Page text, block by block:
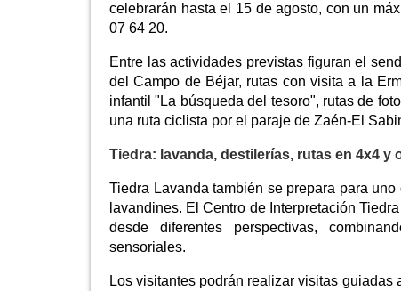
celebrarán hasta el 15 de agosto, con un
07 64 20.
Entre las actividades previstas figuran el
del Campo de Béjar, rutas con visita a la
infantil "La búsqueda del tesoro", rutas de
una ruta ciclista por el paraje de Zaén-El
Tiedra: lavanda, destilerías, rutas en 4x4 y
Tiedra Lavanda también se prepara para
lavandines. El Centro de Interpretación
desde diferentes perspectivas,
sensoriales.
Los visitantes podrán realizar visitas